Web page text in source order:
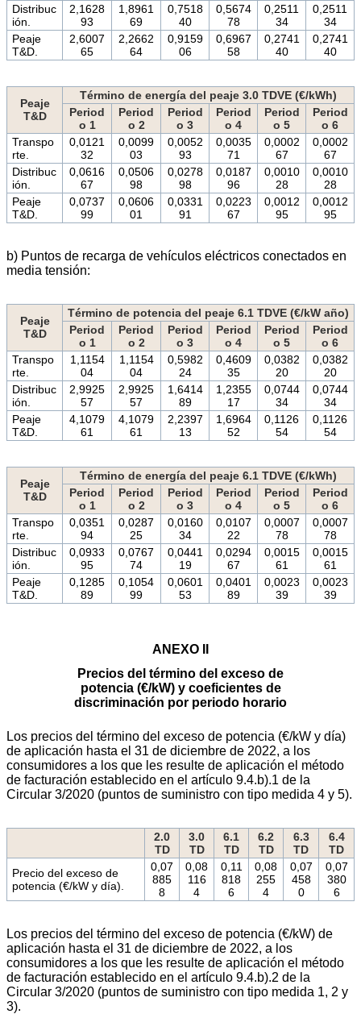
Distribuc
ión.
2,1628
93
1,8961
69
0,7518
40
0,5674
78
0,2511
34
0,2511
34
Peaje
T&D.
2,6007
65
2,2662
64
0,9159
06
0,6967
58
0,2741
40
0,2741
40
Peaje
T&D
Término de energía del peaje 3.0 TDVE (€/kWh)
Period
o 1
Period
o 2
Period
o 3
Period
o 4
Period
o 5
Period
o 6
Transpo
rte.
0,0121
32
0,0099
03
0,0052
93
0,0035
71
0,0002
67
0,0002
67
Distribuc
ión.
0,0616
67
0,0506
98
0,0278
98
0,0187
96
0,0010
28
0,0010
28
Peaje
T&D.
0,0737
99
0,0606
01
0,0331
91
0,0223
67
0,0012
95
0,0012
95
b) Puntos de recarga de vehículos eléctricos conectados en
media tensión:
Peaje
T&D
Término de potencia del peaje 6.1 TDVE (€/kW año)
Period
o 1
Period
o 2
Period
o 3
Period
o 4
Period
o 5
Period
o 6
Transpo
rte.
1,1154
04
1,1154
04
0,5982
24
0,4609
35
0,0382
20
0,0382
20
Distribuc
ión.
2,9925
57
2,9925
57
1,6414
89
1,2355
17
0,0744
34
0,0744
34
Peaje
T&D.
4,1079
61
4,1079
61
2,2397
13
1,6964
52
0,1126
54
0,1126
54
Peaje
T&D
Término de energía del peaje 6.1 TDVE (€/kWh)
Period
o 1
Period
o 2
Period
o 3
Period
o 4
Period
o 5
Period
o 6
Transpo
rte.
0,0351
94
0,0287
25
0,0160
34
0,0107
22
0,0007
78
0,0007
78
Distribuc
ión.
0,0933
95
0,0767
74
0,0441
19
0,0294
67
0,0015
61
0,0015
61
Peaje
T&D.
0,1285
89
0,1054
99
0,0601
53
0,0401
89
0,0023
39
0,0023
39
ANEXO II
Precios del término del exceso de
potencia (€/kW) y coeficientes de
discriminación por periodo horario
Los precios del término del exceso de potencia (€/kW y día)
de aplicación hasta el 31 de diciembre de 2022, a los
consumidores a los que les resulte de aplicación el método
de facturación establecido en el artículo 9.4.b).1 de la
Circular 3/2020 (puntos de suministro con tipo medida 4 y 5).
2.0
TD
3.0
TD
6.1
TD
6.2
TD
6.3
TD
6.4
TD
Precio del exceso de
potencia (€/kW y día).
0,07
885
8
0,08
116
4
0,11
818
6
0,08
255
4
0,07
458
0
0,07
380
6
Los precios del término del exceso de potencia (€/kW) de
aplicación hasta el 31 de diciembre de 2022, a los
consumidores a los que les resulte de aplicación el método
de facturación establecido en el artículo 9.4.b).2 de la
Circular 3/2020 (puntos de suministro con tipo medida 1, 2 y
3).